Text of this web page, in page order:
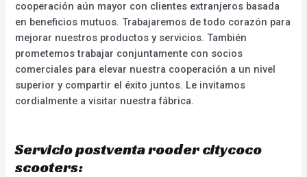
cooperación aún mayor con clientes extranjeros basada
en beneficios mutuos. Trabajaremos de todo corazón para
mejorar nuestros productos y servicios. También
prometemos trabajar conjuntamente con socios
comerciales para elevar nuestra cooperación a un nivel
superior y compartir el éxito juntos. Le invitamos
cordialmente a visitar nuestra fábrica.
Servicio postventa rooder citycoco
scooters: